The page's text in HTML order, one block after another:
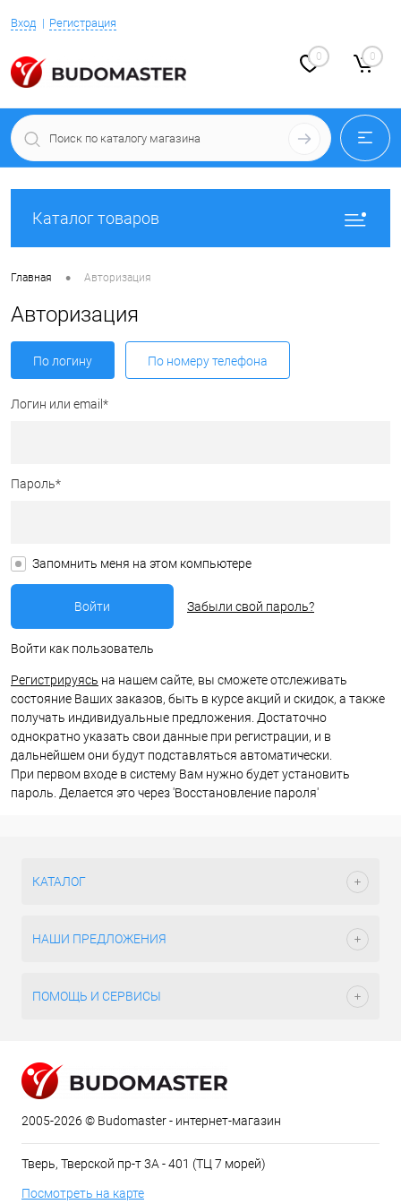
Вход Регистрация
0 0
Каталог товаров
Главная • Авторизация
Авторизация
По логину По номеру телефона
Логин или email*
Пароль*
Запомнить меня на этом компьютере
Забыли свой пароль?
Войти как пользователь
Регистрируясь на нашем сайте, вы сможете отслеживать
состояние Ваших заказов, быть в курсе акций и скидок, а также
получать индивидуальные предложения. Достаточно
однократно указать свои данные при регистрации, и в
дальнейшем они будут подставляться автоматически.
При первом входе в систему Вам нужно будет установить
пароль. Делается это через 'Восстановление пароля'
КАТАЛОГ
НАШИ ПРЕДЛОЖЕНИЯ
ПОМОЩЬ И СЕРВИСЫ
2005-2026 © Budomaster - интернет-магазин
Тверь, Тверской пр-т 3А - 401 (ТЦ 7 морей)
Посмотреть на карте